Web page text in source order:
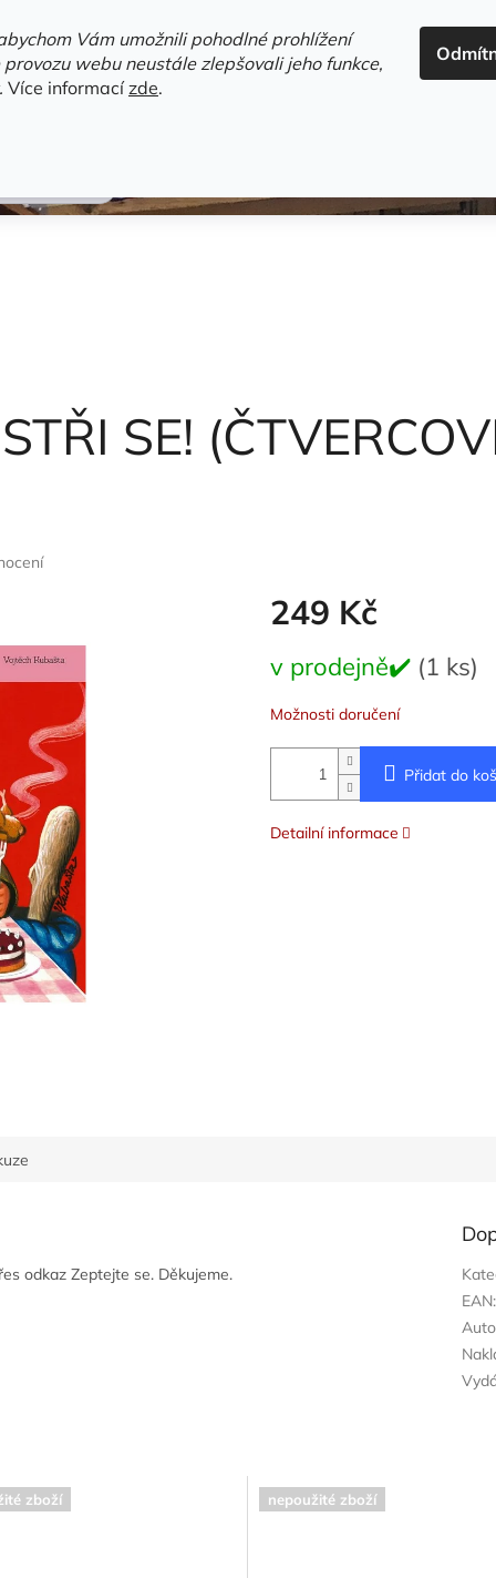
Vám umožnili pohodlné prohlížení
webu neustále zlepšovali jeho funkce,
Více informacízde.
HLEDAT
SE!
249 Kč
cena:
v prodejně✔️ (1 ks)
Možnosti doručení
Přidat do
Detailní informace
odkaz Zeptejte se. Děkujeme.
EAN:
zboží nepoužité zboží